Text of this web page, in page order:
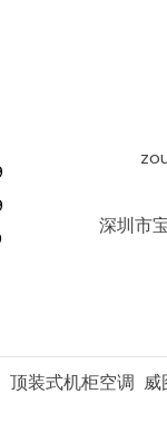
深圳市
装式机柜空调